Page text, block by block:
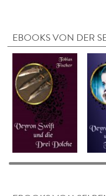
EBOOKS VON DER